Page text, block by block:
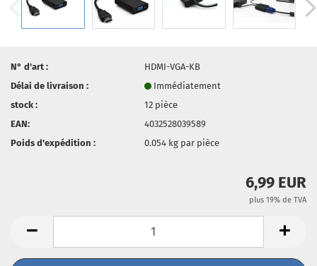
N° d'art :
HDMI-VGA-KB
Délai de livraison :
Immédiatement
stock :
12 pièce
EAN:
4032528039589
Poids d'expédition :
0.054 kg par pièce
6,99 EUR
plus 19% de TVA